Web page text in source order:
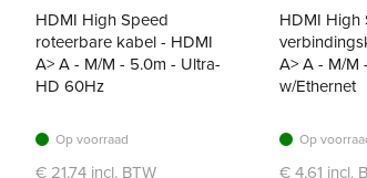
HDMI High Speed
roteerbare kabel - HDMI
A> A - M/M - 5.0m - Ultra-
HD 60Hz
Op voorraad
€ 21,74 incl. BTW
HDMI High
A> A - M/M
w/Ethernet
Op
€ 4,61 incl.